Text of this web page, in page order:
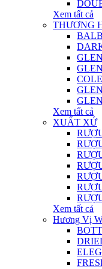
Xem tất cả
THƯƠNG
Xem tất cả
XUẤT XỨ
Xem tất cả
Hương Vị